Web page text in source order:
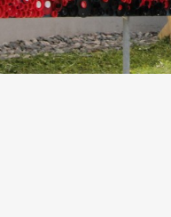
culturel,
En
En
Comme